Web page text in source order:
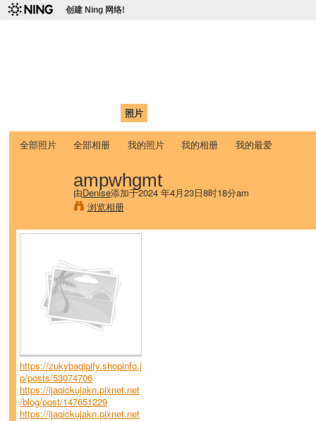
创建 Ning 网络!
照片
全部照片 全部相册 我的照片 我的相册 我的最爱
ampwhgmt
由Denise添加于2024 年4月23日8时18分am
浏览相册
https://zukybaqipify.shopinfo.j
p/posts/53074706
https://ijaqickujakn.pixnet.net
/blog/post/147651229
https://ijaqickujakn.pixnet.net